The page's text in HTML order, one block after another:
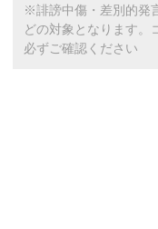
※誹謗中傷・差別的発
どの対象となります。
必ずご確認ください